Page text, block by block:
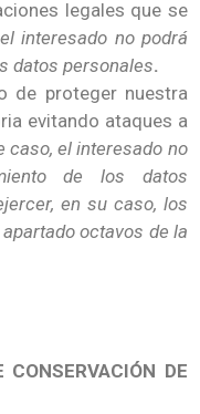
legales que se
interesado no podrá
datos personales.
de proteger nuestra
evitando ataques a
caso, el interesado no
de los datos
en su caso, los
octavos de la
DE